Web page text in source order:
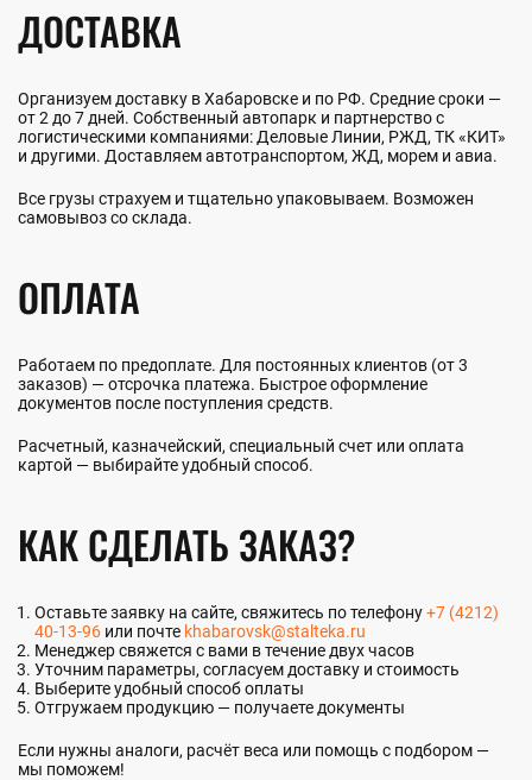
ДОСТАВКА
Организуем доставку в Хабаровске и по РФ. Средние сроки —
от 2 до 7 дней. Собственный автопарк и партнерство с
логистическими компаниями: Деловые Линии, РЖД, ТК «КИТ»
и другими. Доставляем автотранспортом, ЖД, морем и авиа.
Все грузы страхуем и тщательно упаковываем. Возможен
самовывоз со склада.
ОПЛАТА
Работаем по предоплате. Для постоянных клиентов (от 3
заказов) — отсрочка платежа. Быстрое оформление
документов после поступления средств.
Расчетный, казначейский, специальный счет или оплата
картой — выбирайте удобный способ.
КАК СДЕЛАТЬ ЗАКАЗ?
Оставьте заявку на сайте, свяжитесь по телефону+7 (4212)
40-13-96 или почте khabarovsk@stalteka.ru
Менеджер свяжется с вами в течение двух часов
Уточним параметры, согласуем доставку и стоимость
Выберите удобный способ оплаты
Отгружаем продукцию — получаете документы
Если нужны аналоги, расчёт веса или помощь с подбором —
мы поможем!